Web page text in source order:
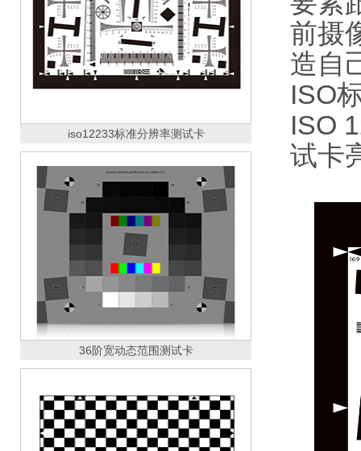
iso12233标准分辨率测试卡
36阶宽动态范围测试卡
前摄
造自
ISO
ISO
试卡